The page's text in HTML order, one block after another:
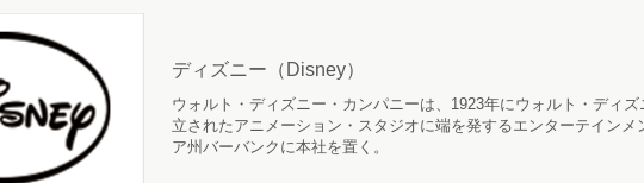
ディズニー（Disney）
ウォルト・ディズニー・カンパニーは、1923年にウォルト・ディ
立されたアニメーション・スタジオに端を発するエンターテイン
ア州バーバンクに本社を置く。